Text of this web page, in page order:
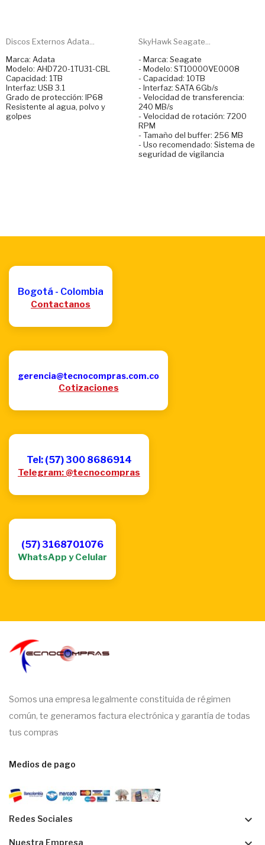
Discos Externos Adata...
Marca: Adata
Modelo: AHD720-1TU31-CBL
Capacidad: 1TB
Interfaz: USB 3.1
Grado de protección: IP68
Resistente al agua, polvo y
golpes
SkyHawk Seagate...
- Marca: Seagate
- Modelo: ST10000VE0008
- Capacidad: 10TB
- Interfaz: SATA 6Gb/s
- Velocidad de transferencia:
240 MB/s
- Velocidad de rotación: 7200
RPM
- Tamaño del buffer: 256 MB
- Uso recomendado: Sistema de
seguridad de vigilancia
Bogotá - Colombia
Contactanos
gerencia@tecnocompras.com.co
Cotizaciones
Tel: (57) 300 8686914
Telegram: @tecnocompras
(57) 3168701076
WhatsApp y Celular
Somos una empresa legalmente constituida de régimen
común, te generamos factura electrónica y garantía de todas
tus compras
Medios de pago
Redes Sociales keyboard_arrow_down
Nuestra Empresa